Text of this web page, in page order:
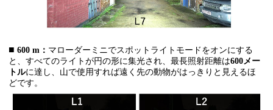
■ 600 m： マローダーミニでスポットライトモードをオンにする
と、すべてのライトが円の形に集光され、最長照射距離は600メー
トルに達し、山で使用すれば遠く先の動物がはっきりと見えるほ
どです。